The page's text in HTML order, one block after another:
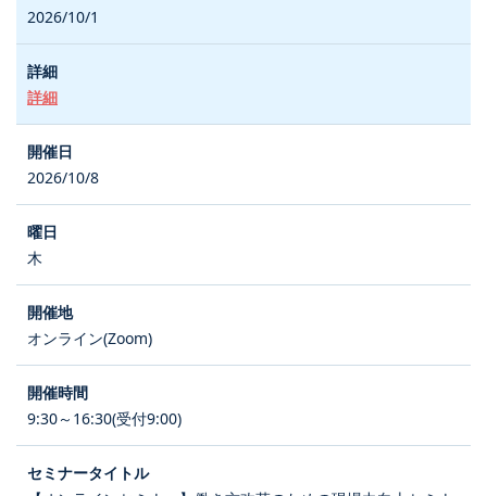
2026/10/1
詳細
2026/10/8
木
オンライン(Zoom)
9:30～16:30(受付9:00)